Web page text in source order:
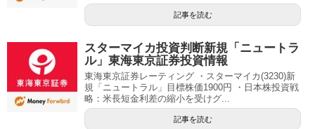
記事を読む
スターマイカ投資判断新規「ニュートラ
ル」東海東京証券投資情報
東海東京証券レーティング ・スターマイカ(3230)新
規「ニュートラル」目標株価1900円 ・日本株投資戦
略：米長短金利差の縮小を受けグ...
記事を読む